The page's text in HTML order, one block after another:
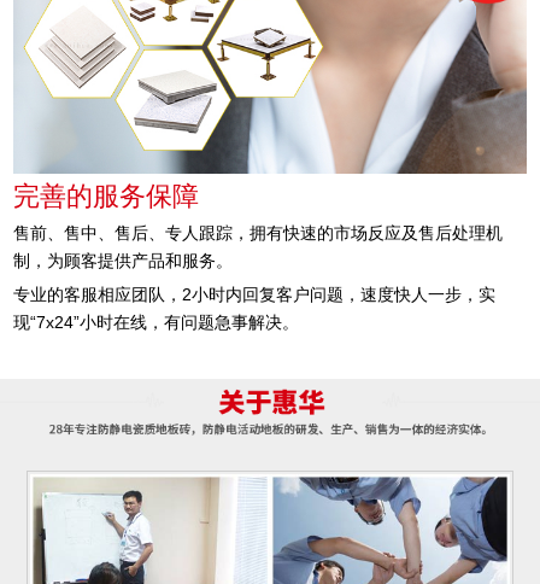
完善的服务保障
售前、售中、售后、专人跟踪，拥有快速的市场反应及售后处理机
制，为顾客提供产品和服务。
专业的客服相应团队，2小时内回复客户问题，速度快人一步，实
现“7x24”小时在线，有问题急事解决。